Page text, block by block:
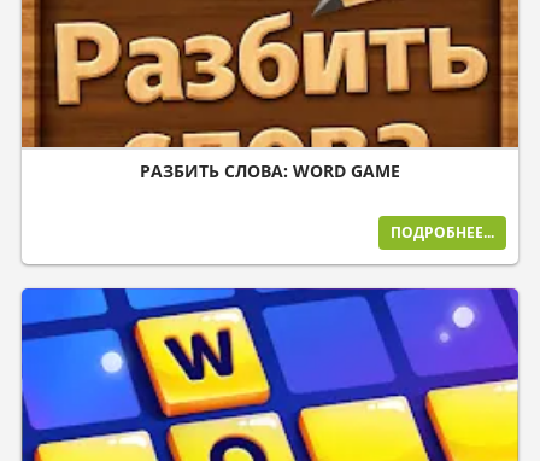
РАЗБИТЬ СЛОВА: WORD GAME
ПОДРОБНЕЕ...